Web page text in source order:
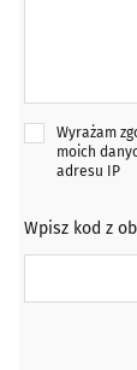
Wyrażam
moich
adresu IP
Wpisz kod z